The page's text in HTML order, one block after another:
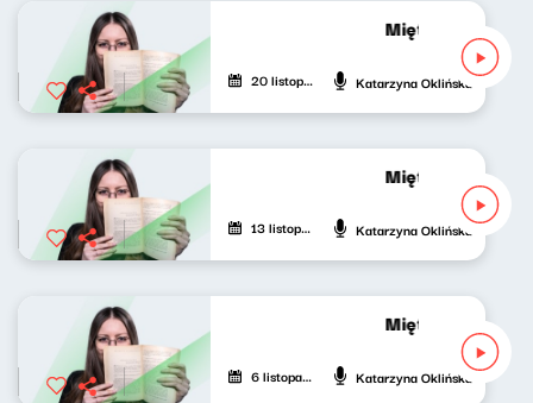
Mięta do
20 listopada 2021 Katarzyna Oklińska
Mięta do
13 listopada 2021 Katarzyna Oklińska
Mięta do
6 listopada 2021 Katarzyna Oklińska